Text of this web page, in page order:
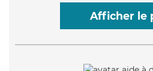
Afficher le